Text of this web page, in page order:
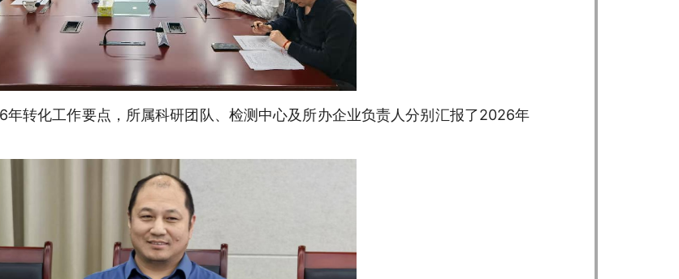
转化工作要点，所属科研团队、检测中心及所办企业负责人分别汇报了2026年